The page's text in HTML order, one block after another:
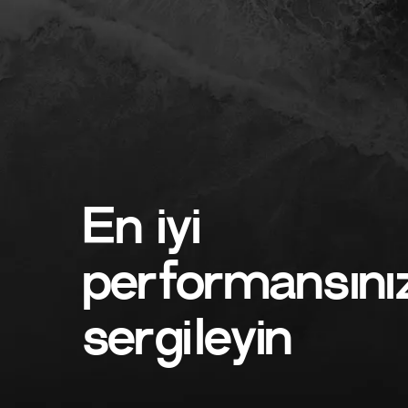
En iyi
sergileyin